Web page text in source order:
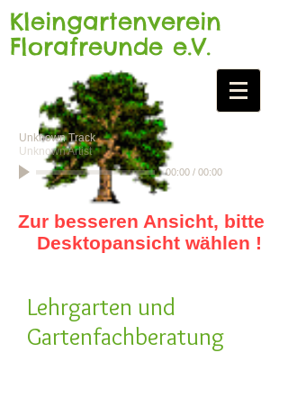
Kleingartenverein
Florafreunde e.V.
Unknown Track
Unknown Artist
00:00/ 00:00
Zur besseren Ansicht, bitte
Desktopansicht wählen !
Lehrgarten und
Gartenfachberatung